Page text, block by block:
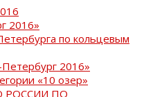
2016»
по кольцевым
2016»
«10 озер»
РОССИИ ПО